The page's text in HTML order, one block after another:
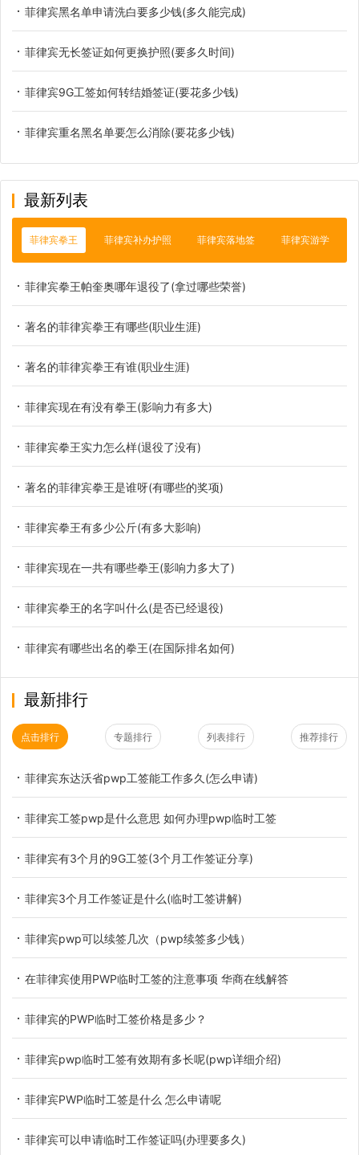
菲律宾黑名单申请洗白要多少钱(多久能完成)
菲律宾无长签证如何更换护照(要多久时间)
菲律宾9G工签如何转结婚签证(要花多少钱)
菲律宾重名黑名单要怎么消除(要花多少钱)
最新列表
菲律宾拳王 菲律宾补办护照 菲律宾落地签 菲律宾游学
菲律宾拳王帕奎奥哪年退役了(拿过哪些荣誉)
著名的菲律宾拳王有哪些(职业生涯)
著名的菲律宾拳王有谁(职业生涯)
菲律宾现在有没有拳王(影响力有多大)
菲律宾拳王实力怎么样(退役了没有)
著名的菲律宾拳王是谁呀(有哪些的奖项)
菲律宾拳王有多少公斤(有多大影响)
菲律宾现在一共有哪些拳王(影响力多大了)
菲律宾拳王的名字叫什么(是否已经退役)
菲律宾有哪些出名的拳王(在国际排名如何)
最新排行
点击排行 专题排行 列表排行 推荐排行
菲律宾东达沃省pwp工签能工作多久(怎么申请)
菲律宾工签pwp是什么意思 如何办理pwp临时工签
菲律宾有3个月的9G工签(3个月工作签证分享)
菲律宾3个月工作签证是什么(临时工签讲解)
菲律宾pwp可以续签几次（pwp续签多少钱）
​在菲律宾使用PWP临时工签的注意事项 华商在线解答
菲律宾的PWP临时工签价格是多少？
菲律宾pwp临时工签有效期有多长呢(pwp详细介绍)
菲律宾PWP临时工签是什么 怎么申请呢
菲律宾可以申请临时工作签证吗(办理要多久)